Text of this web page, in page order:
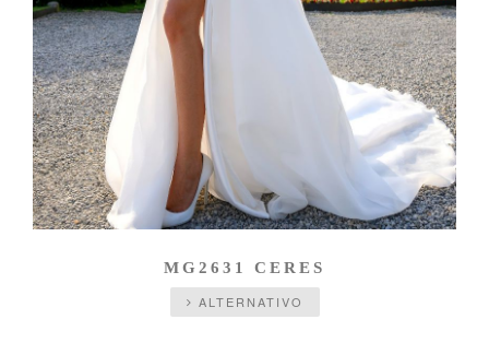
MG2631 CERES
ALTERNATIVO